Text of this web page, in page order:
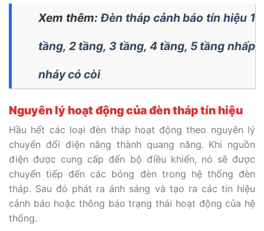
Xem thêm:Đèn tháp cảnh báo tín hiệu 1
tầng, 2 tầng, 3 tầng, 4 tầng, 5 tầng nhấp
nháy có còi
Nguyên lý hoạt động của đèn tháp tín hiệu
Hầu hết các loại đèn tháp hoạt động theo nguyên lý
chuyển đổi điện năng thành quang năng. Khi nguồn
điện được cung cấp đến bộ điều khiển, nó sẽ được
chuyển tiếp đến các bóng đèn trong hệ thống đèn
tháp. Sau đó phát ra ánh sáng và tạo ra các tín hiệu
cảnh báo hoặc thông báo trạng thái hoạt động của hệ
thống.